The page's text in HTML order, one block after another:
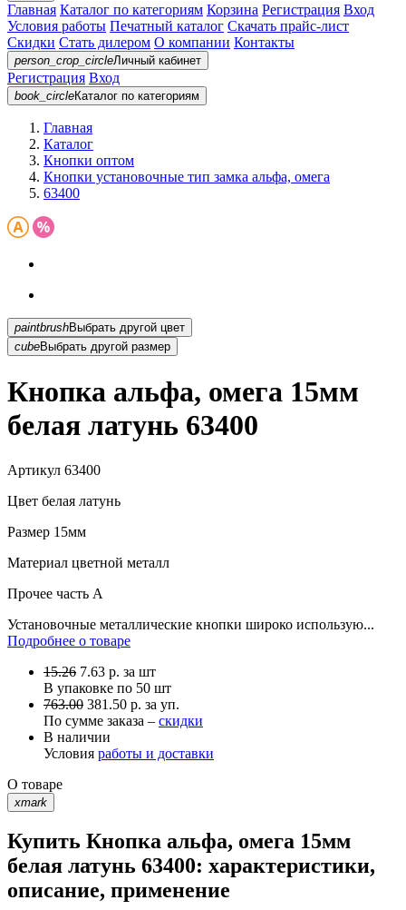
Главная Каталог по категориям Корзина Регистрация Вход
Условия работы Печатный каталог Скачать прайс-лист
Скидки Стать дилером О компании Контакты
person_crop_circleЛичный кабинет
Регистрация Вход
book_circleКаталог по категориям
Главная
Каталог
Кнопки оптом
Кнопки установочные тип замка альфа, омега
63400
paintbrush
Выбрать другой цвет
cubeВыбрать другой размер
Кнопка альфа, омега 15мм
белая латунь 63400
Артикул 63400
Цвет белая латунь
Размер 15мм
Материал цветной металл
Прочее часть A
Установочные металлические кнопки широко использую...
Подробнее о товаре
15.26 7.63 р. за шт
В упаковке по 50 шт
763.00 381.50 р. за уп.
По сумме заказа – скидки
В наличии
Условия работы и доставки
О товаре
xmark
Купить Кнопка альфа, омега 15мм
белая латунь 63400: характеристики,
описание, применение